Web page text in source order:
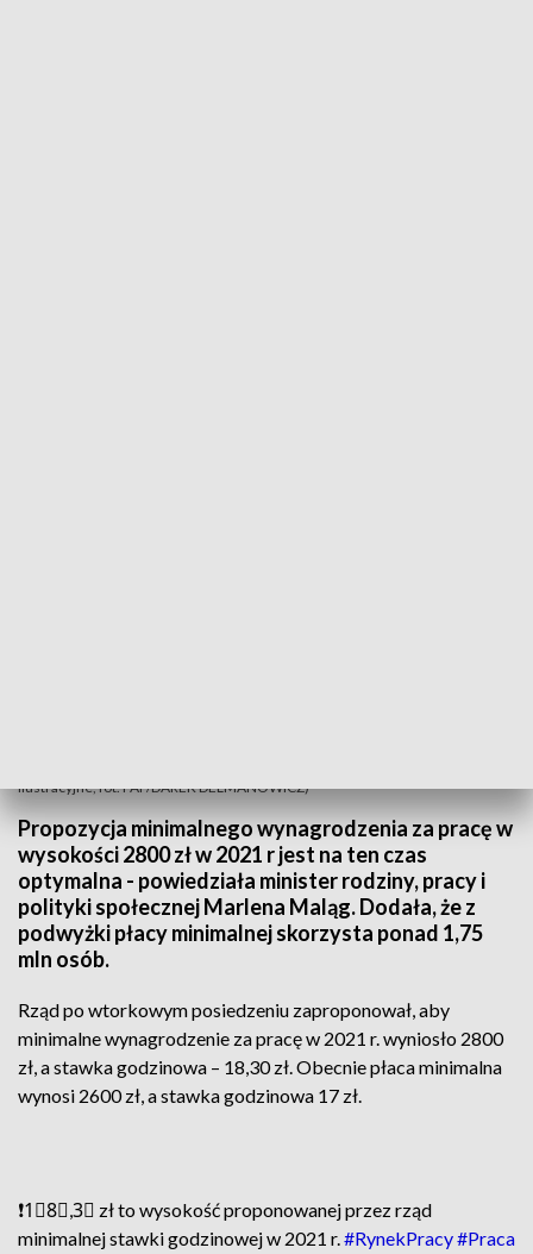
ilustracyjne, fot. PAP/DAREK DELMANOWICZ)
Propozycja minimalnego wynagrodzenia za pracę w
wysokości 2800 zł w 2021 r jest na ten czas
optymalna - powiedziała minister rodziny, pracy i
polityki społecznej Marlena Maląg. Dodała, że z
podwyżki płacy minimalnej skorzysta ponad 1,75
mln osób.
Rząd po wtorkowym posiedzeniu zaproponował, aby
minimalne wynagrodzenie za pracę w 2021 r. wyniosło 2800
zł, a stawka godzinowa – 18,30 zł. Obecnie płaca minimalna
wynosi 2600 zł, a stawka godzinowa 17 zł.
❗️1⃣8⃣,3⃣ zł to wysokość proponowanej przez rząd
minimalnej stawki godzinowej w 2021 r.#RynekPracy#Praca